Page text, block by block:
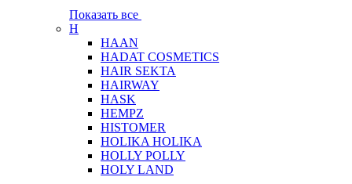
Показать все
H
HAAN
HADAT COSMETICS
HAIR SEKTA
HAIRWAY
HASK
HEMPZ
HISTOMER
HOLIKA HOLIKA
HOLLY POLLY
HOLY LAND